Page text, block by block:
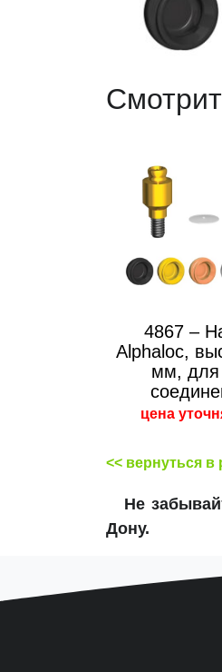
4867 –
Alphaloc,
мм, для
цена
<< вернуться в
Не
Дону.